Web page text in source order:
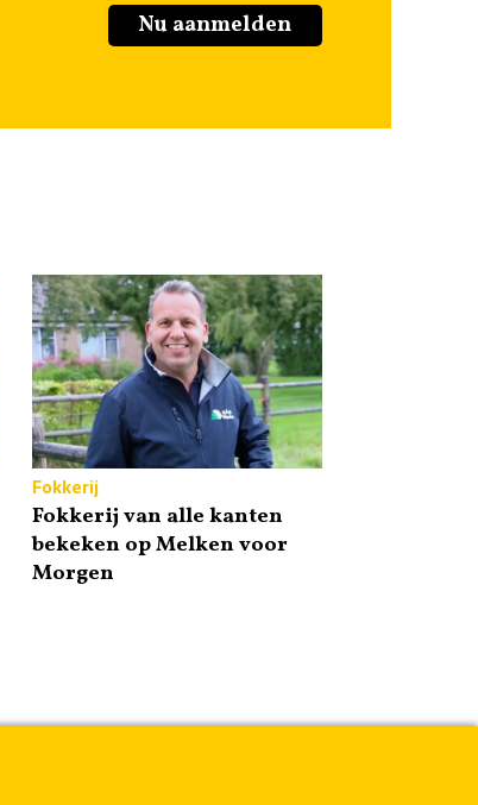
Nu aanmelden
Fokkerij
Fokkerij van alle kanten
bekeken op Melken voor
Morgen